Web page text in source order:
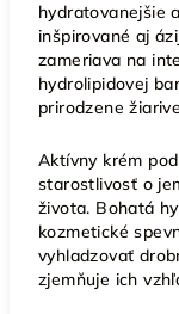
hydratovanejšie
inšpirované aj
zameriava na
hydrolipidovej
prirodzene
Aktívny krém
starostlivosť o
života. Bohatá
kozmetické
vyhladzovať
zjemňuje ich